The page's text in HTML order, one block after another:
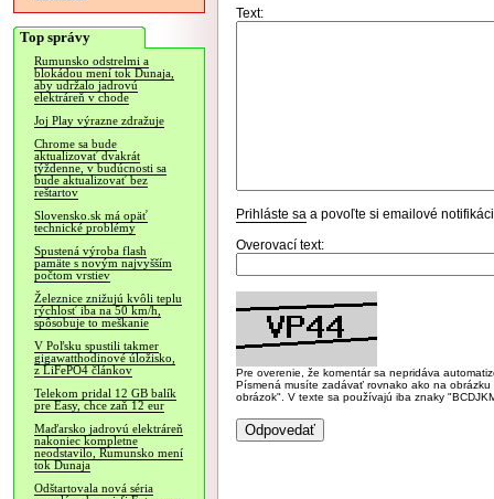
Top správy
Rumunsko odstrelmi a
blokádou mení tok Dunaja,
aby udržalo jadrovú
elektráreň v chode
Joj Play výrazne zdražuje
Chrome sa bude
aktualizovať dvakrát
týždenne, v budúcnosti sa
bude aktualizovať bez
reštartov
Slovensko.sk má opäť
technické problémy
Spustená výroba flash
pamäte s novým najvyšším
počtom vrstiev
Železnice znižujú kvôli teplu
rýchlosť iba na 50 km/h,
spôsobuje to meškanie
V Poľsku spustili takmer
gigawatthodinové úložisko,
z LiFePO4 článkov
Telekom pridal 12 GB balík
pre Easy, chce zaň 12 eur
Maďarsko jadrovú elektráreň
nakoniec kompletne
neodstavilo, Rumunsko mení
tok Dunaja
Odštartovala nová séria
Text:
Prihláste sa a povoľte si emailové
Overovací text:
Pre overenie, že komentár sa nepridáva
Písmená musíte zadávať rovnako ako na
obrázok". V texte sa používajú iba znaky